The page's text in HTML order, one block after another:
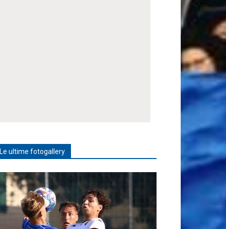
Le ultime fotogallery